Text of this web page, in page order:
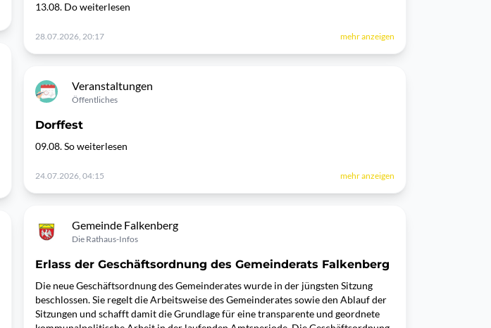
13.08. Do weiterlesen
28.07.2026, 20:17 mehr anzeigen
Veranstaltungen
Öffentliches
Dorffest
09.08. So weiterlesen
24.07.2026, 04:15 mehr anzeigen
Gemeinde Falkenberg
Die Rathaus-Infos
Erlass der Geschäftsordnung des Gemeinderats Falkenberg
Die neue Geschäftsordnung des Gemeinderates wurde in der jüngsten Sitzung
beschlossen. Sie regelt die Arbeitsweise des Gemeinderates sowie den Ablauf der
Sitzungen und schafft damit die Grundlage für eine transparente und geordnete